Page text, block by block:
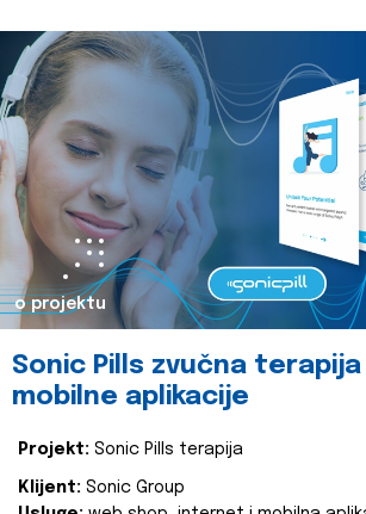
o projektu
Sonic Pills zvučna
mobilne aplikacije
Projekt: Sonic Pills terapija
Klijent: Sonic Group